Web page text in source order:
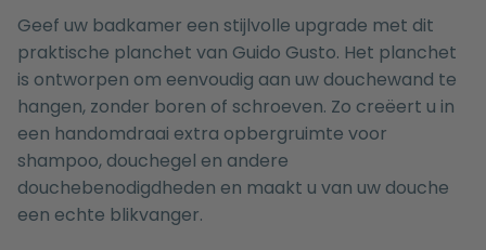
Geef uw badkamer een stijlvolle upgrade met dit
praktische planchet van Guido Gusto. Het planchet
is ontworpen om eenvoudig aan uw douchewand te
hangen, zonder boren of schroeven. Zo creëert u in
een handomdraai extra opbergruimte voor
shampoo, douchegel en andere
douchebenodigdheden en maakt u van uw douche
een echte blikvanger.